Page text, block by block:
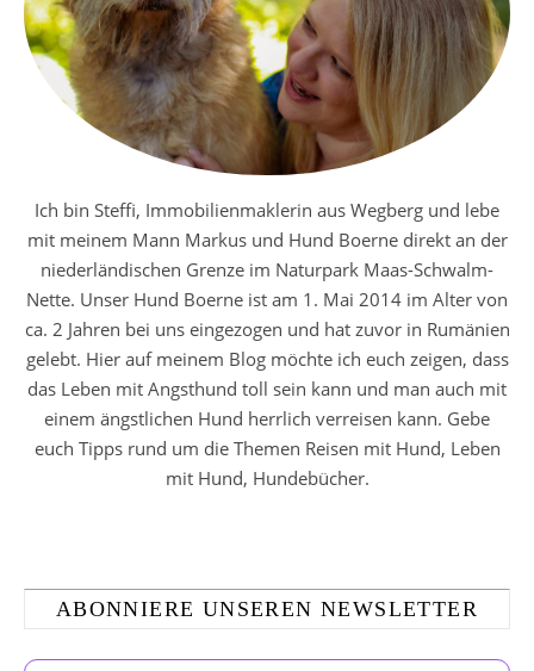
Ich bin Steffi, Immobilienmaklerin aus Wegberg und lebe
mit meinem Mann Markus und Hund Boerne direkt an der
niederländischen Grenze im Naturpark Maas-Schwalm-
Nette. Unser Hund Boerne ist am 1. Mai 2014 im Alter von
ca. 2 Jahren bei uns eingezogen und hat zuvor in Rumänien
gelebt. Hier auf meinem Blog möchte ich euch zeigen, dass
das Leben mit Angsthund toll sein kann und man auch mit
einem ängstlichen Hund herrlich verreisen kann. Gebe
euch Tipps rund um die Themen Reisen mit Hund, Leben
mit Hund, Hundebücher.
ABONNIERE UNSEREN NEWSLETTER